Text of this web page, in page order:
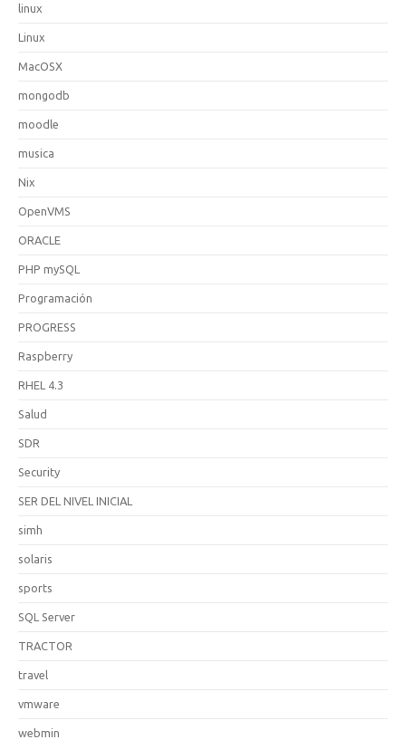
linux
Linux
MacOSX
mongodb
moodle
musica
Nix
OpenVMS
ORACLE
PHP mySQL
Programación
PROGRESS
Raspberry
RHEL 4.3
Salud
SDR
Security
SER DEL NIVEL INICIAL
simh
solaris
sports
SQL Server
TRACTOR
travel
vmware
webmin